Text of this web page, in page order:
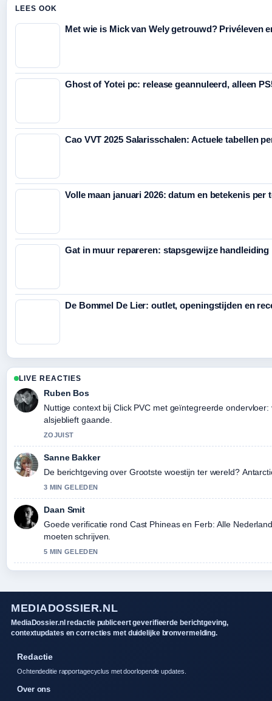
LEES OOK
Met wie is Mick van Wely getrouwd? Privéleven
Ghost of Yotei pc: release geannuleerd, alleen
Cao VVT 2025 Salarisschalen: Actuele tabellen
Volle maan januari 2026: datum en betekenis per
Gat in muur repareren: stapsgewijze handleiding
De Bommel De Lier: outlet, openingstijden en
LIVE REACTIES
Ruben Bos
Nuttige context bij Click PVC met geïntegreerde
alsjeblieft gaande.
ZOJUIST
Sanne Bakker
De berichtgeving over Grootste woestijn ter wereld?
3 MIN GELEDEN
Daan Smit
Goede verificatie rond Cast Phineas en Ferb: Alle
moeten schrijven.
5 MIN GELEDEN
MEDIADOSSIER.NL
MediaDossier.nl redactie publiceert geverifieerde berichtgeving,
contextupdates en correcties met duidelijke bronvermelding.
Redactie
Ochtendeditie rapportagecyclus met doorlopende updates.
Over ons